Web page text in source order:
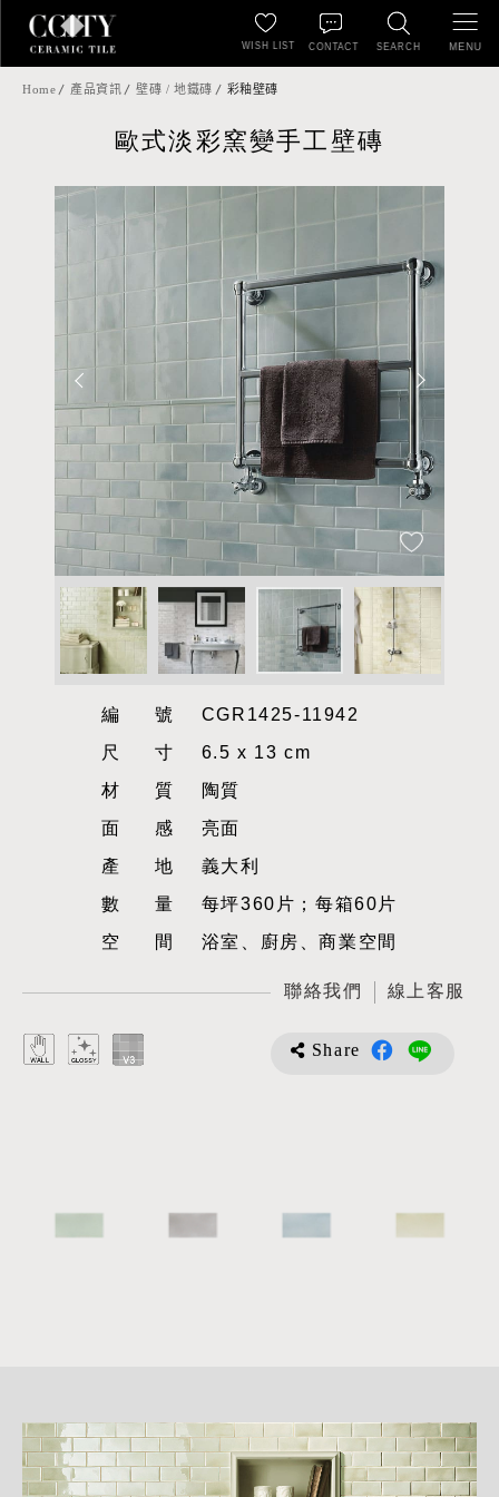
SEARCH
WISH LIST CONTACT MENU
Home 產品資訊 壁磚 / 地鐵磚 彩釉壁磚
歐式淡彩窯變手工壁磚
編號CGR1425-11942
尺寸6.5 x 13 cm
材質陶質
面感亮面
產地義大利
數量每坪360片；每箱60片
空間浴室、廚房、商業空間
聯絡我們 線上客服
Share
詳
細